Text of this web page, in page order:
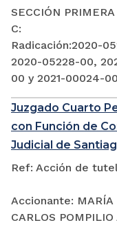
SECCIÓN
C:
Radicación:2020-
2020-05228-00,
00 y 2021-00024-00
Juzgado Cuarto
con Función de
Judicial de
Ref: Acción de
Accionante: MARÍA
CARLOS POMPILIO